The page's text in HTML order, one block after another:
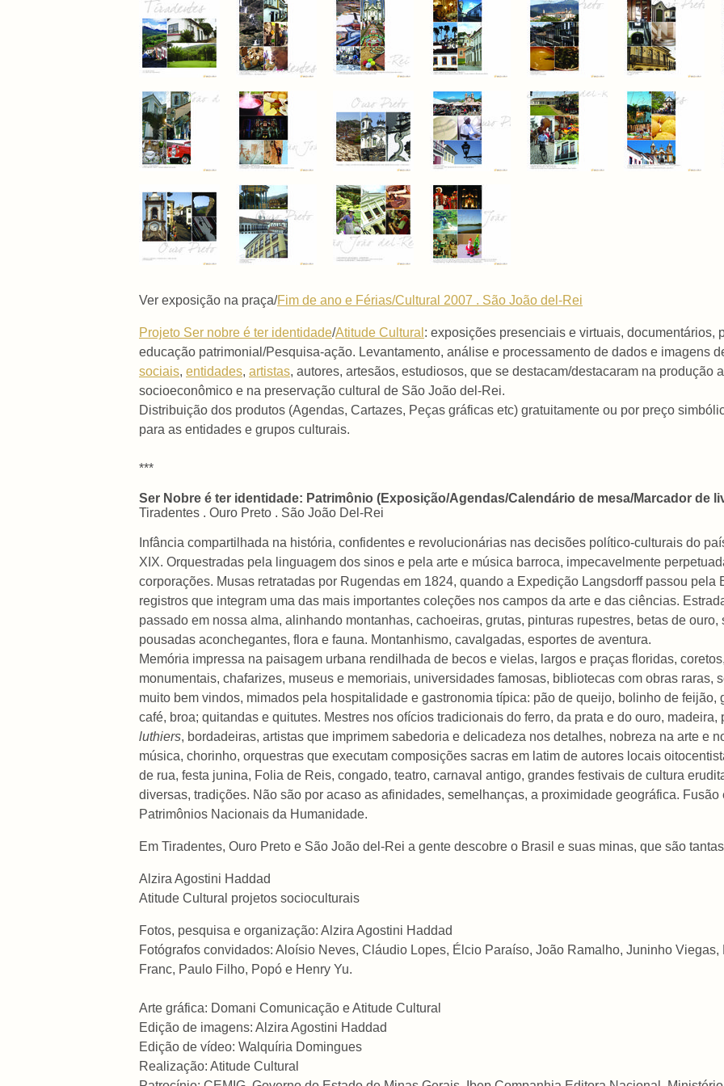
Ver exposição na praça/Fim de ano e Férias/Cultural 2007 . São João del-Rei
Projeto Ser nobre é ter identidade/Atitude Cultural : exposições presenciais e virtuais, documentários,
educação patrimonial/Pesquisa-ação. Levantamento, análise e processamento de dados e imagens
sociais, entidades, artistas, autores, artesãos, estudiosos, que se destacam/destacaram na produção
socioeconômico e na preservação cultural de São João del-Rei.
Distribuição dos produtos (Agendas, Cartazes, Peças gráficas etc) gratuitamente ou por preço
para as entidades e grupos culturais.
***
Ser Nobre é ter identidade: Patrimônio (Exposição/Agendas/Calendário de mesa/Marcador de
Tiradentes . Ouro Preto . São João Del-Rei
Infância compartilhada na história, confidentes e revolucionárias nas decisões político-culturais do
XIX. Orquestradas pela linguagem dos sinos e pela arte e música barroca, impecavelmente
corporações. Musas retratadas por Rugendas em 1824, quando a Expedição Langsdorff passou
registros que integram uma das mais importantes coleções nos campos da arte e das ciências.
passado em nossa alma, alinhando montanhas, cachoeiras, grutas, pinturas rupestres, betas de
pousadas aconchegantes, flora e fauna. Montanhismo, cavalgadas, esportes de aventura.
Memória impressa na paisagem urbana rendilhada de becos e vielas, largos e praças floridas,
monumentais, chafarizes, museus e memoriais, universidades famosas, bibliotecas com obras raras,
muito bem vindos, mimados pela hospitalidade e gastronomia típica: pão de queijo, bolinho de feijão,
café, broa; quitandas e quitutes. Mestres nos ofícios tradicionais do ferro, da prata e do ouro,
luthiers, bordadeiras, artistas que imprimem sabedoria e delicadeza nos detalhes, nobreza na arte e
música, chorinho, orquestras que executam composições sacras em latim de autores locais
de rua, festa junina, Folia de Reis, congado, teatro, carnaval antigo, grandes festivais de cultura
diversas, tradições. Não são por acaso as afinidades, semelhanças, a proximidade geográfica.
Patrimônios Nacionais da Humanidade.
Em Tiradentes, Ouro Preto e São João del-Rei a gente descobre o Brasil e suas minas, que são
Alzira Agostini Haddad
Atitude Cultural projetos socioculturais
Fotos, pesquisa e organização: Alzira Agostini Haddad
Fotógrafos convidados: Aloísio Neves, Cláudio Lopes, Élcio Paraíso, João Ramalho, Juninho
Franc, Paulo Filho, Popó e Henry Yu.
Arte gráfica: Domani Comunicação e Atitude Cultural
Edição de imagens: Alzira Agostini Haddad
Edição de vídeo: Walquíria Domingues
Realização: Atitude Cultural